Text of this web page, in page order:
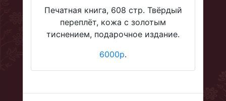
Печатная книга, 608 стр. Твёрдый
переплёт, кожа с золотым
тиснением, подарочное издание.
6000р.